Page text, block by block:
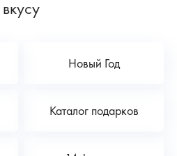
вкусу
Новый Год
Каталог подарков